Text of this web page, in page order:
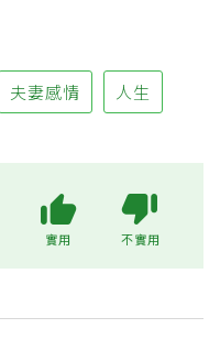
夫妻感情 人生
實用 不實用